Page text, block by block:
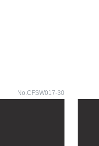
No.CFSW017-30